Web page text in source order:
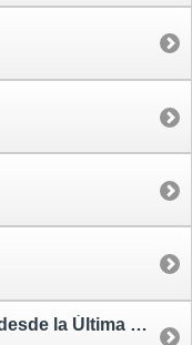
Las Cosas han Empeorado desde la Última Vez que Hablamos